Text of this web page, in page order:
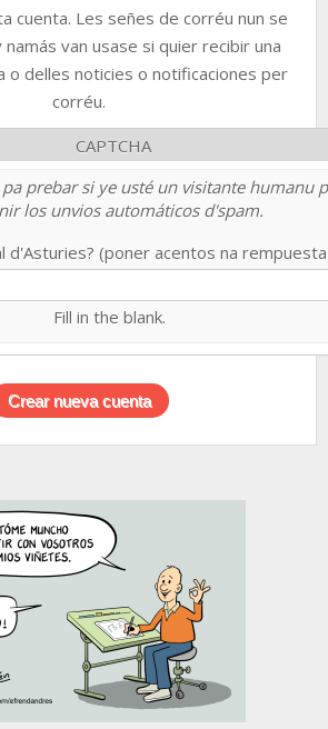
cuenta. Les señes de corréu nun se
van usase si quier recibir una
o delles noticies o notificaciones per
corréu.
CAPTCHA
prebar si ye usté un visitante humanu
los unvios automáticos d'spam.
d'Asturies? (poner acentos na
Fill in the blank.